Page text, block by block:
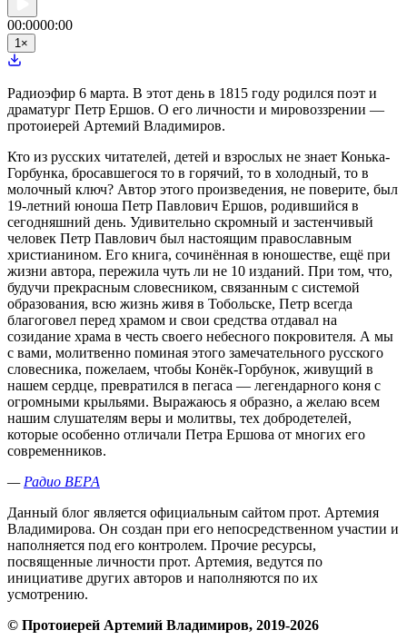
00:0000:00
1×
Радиоэфир 6 марта. В этот день в 1815 году родился поэт и
драматург Петр Ершов. О его личности и мировоззрении —
протоиерей Артемий Владимиров.
Кто из русских читателей, детей и взрослых не знает Конька-
Горбунка, бросавшегося то в горячий, то в холодный, то в
молочный ключ? Автор этого произведения, не поверите, был
19-летний юноша Петр Павлович Ершов, родившийся в
сегодняшний день. Удивительно скромный и застенчивый
человек Петр Павлович был настоящим православным
христианином. Его книга, сочинённая в юношестве, ещё при
жизни автора, пережила чуть ли не 10 изданий. При том, что,
будучи прекрасным словесником, связанным с системой
образования, всю жизнь живя в Тобольске, Петр всегда
благоговел перед храмом и свои средства отдавал на
созидание храма в честь своего небесного покровителя. А мы
с вами, молитвенно поминая этого замечательного русского
словесника, пожелаем, чтобы Конёк-Горбунок, живущий в
нашем сердце, превратился в пегаса — легендарного коня с
огромными крыльями. Выражаюсь я образно, а желаю всем
нашим слушателям веры и молитвы, тех добродетелей,
которые особенно отличали Петра Ершова от многих его
современников.
— Радио ВЕРА
Данный блог является официальным сайтом прот. Артемия
Владимирова. Он создан при его непосредственном участии и
наполняется под его контролем. Прочие ресурсы,
посвященные личности прот. Артемия, ведутся по
инициативе других авторов и наполняются по их
усмотрению.
© Протоиерей Артемий Владимиров, 2019-2026